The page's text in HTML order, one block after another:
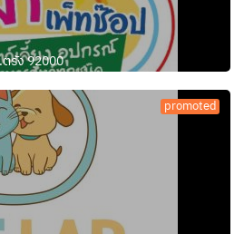
ตรัง 92000
promoted